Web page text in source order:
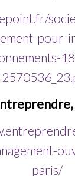
pour-
paris/